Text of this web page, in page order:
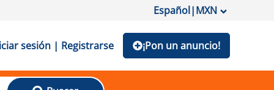
Español|MXN
sesión | Registrarse ¡Pon un anuncio!